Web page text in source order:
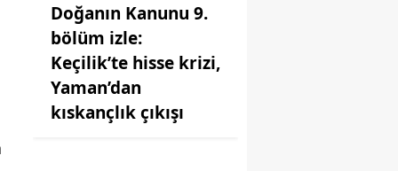
Doğanın Kanunu 9.
bölüm izle:
Keçilik’te hisse krizi,
Yaman’dan
kıskançlık çıkışı